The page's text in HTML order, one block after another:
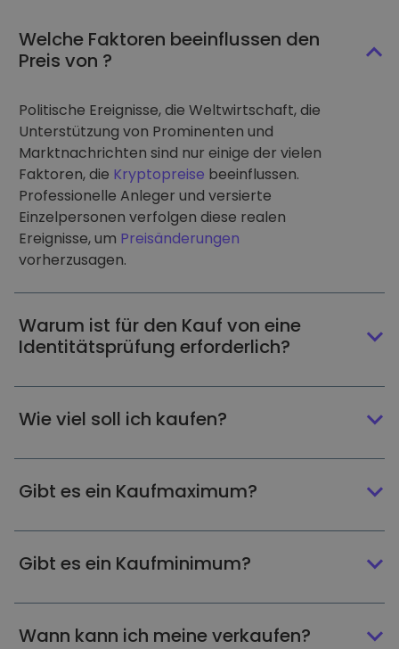
Welche Faktoren beeinflussen den
Preis von ?
Politische Ereignisse, die Weltwirtschaft, die
Unterstützung von Prominenten und
Marktnachrichten sind nur einige der vielen
Faktoren, die Kryptopreise beeinflussen.
Professionelle Anleger und versierte
Einzelpersonen verfolgen diese realen
Ereignisse, um Preisänderungen
vorherzusagen.
Warum ist für den Kauf von eine
Identitätsprüfung erforderlich?
Wie viel soll ich kaufen?
Gibt es ein Kaufmaximum?
Gibt es ein Kaufminimum?
Wann kann ich meine verkaufen?